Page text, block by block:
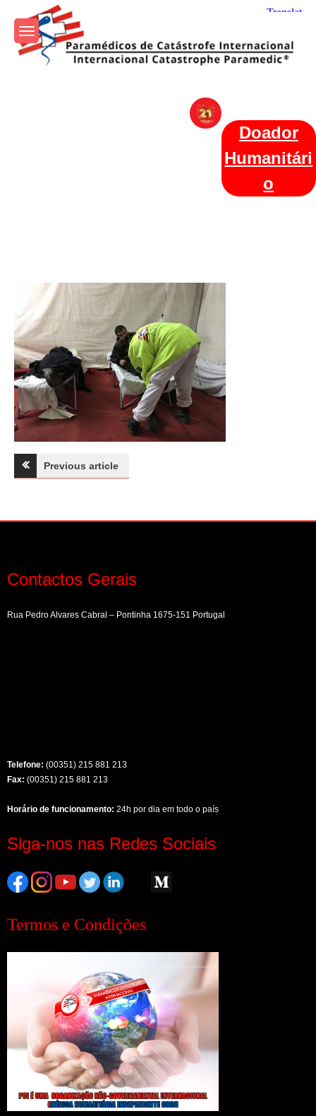
content
Internacional
Doador
Humanitári
o
Navegação
artigos
Previous article
Contactos Gerais
Rua Pedro Alvares Cabral – Pontinha 1675-151 Portugal
Telefone: (00351) 215 881 213
Fax: (00351) 215 881 213
Horário de funcionamento: 24h por dia em todo o país
Siga-nos nas Redes Sociais
Termos e Condições